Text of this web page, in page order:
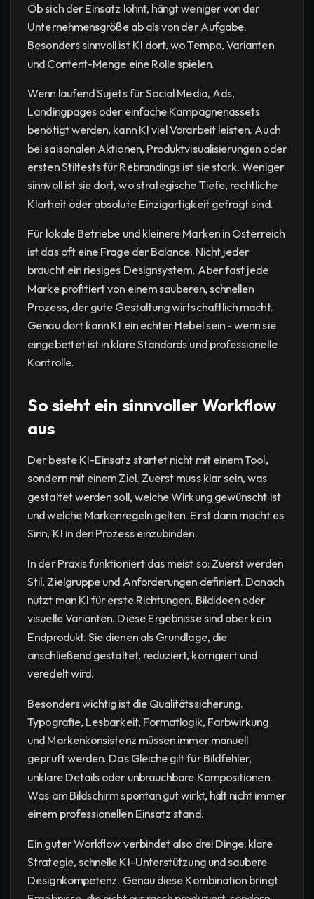
Ob sich der Einsatz lohnt, hängt weniger von der
Unternehmensgröße ab als von der Aufgabe.
Besonders sinnvoll ist KI dort, wo Tempo, Varianten
und Content-Menge eine Rolle spielen.
Wenn laufend Sujets für Social Media, Ads,
Landingpages oder einfache Kampagnenassets
benötigt werden, kann KI viel Vorarbeit leisten. Auch
bei saisonalen Aktionen, Produktvisualisierungen oder
ersten Stiltests für Rebrandings ist sie stark. Weniger
sinnvoll ist sie dort, wo strategische Tiefe, rechtliche
Klarheit oder absolute Einzigartigkeit gefragt sind.
Für lokale Betriebe und kleinere Marken in Österreich
ist das oft eine Frage der Balance. Nicht jeder
braucht ein riesiges Designsystem. Aber fast jede
Marke profitiert von einem sauberen, schnellen
Prozess, der gute Gestaltung wirtschaftlich macht.
Genau dort kann KI ein echter Hebel sein - wenn sie
eingebettet ist in klare Standards und professionelle
Kontrolle.
So sieht ein sinnvoller Workflow
aus
Der beste KI-Einsatz startet nicht mit einem Tool,
sondern mit einem Ziel. Zuerst muss klar sein, was
gestaltet werden soll, welche Wirkung gewünscht ist
und welche Markenregeln gelten. Erst dann macht es
Sinn, KI in den Prozess einzubinden.
In der Praxis funktioniert das meist so: Zuerst werden
Stil, Zielgruppe und Anforderungen definiert. Danach
nutzt man KI für erste Richtungen, Bildideen oder
visuelle Varianten. Diese Ergebnisse sind aber kein
Endprodukt. Sie dienen als Grundlage, die
anschließend gestaltet, reduziert, korrigiert und
veredelt wird.
Besonders wichtig ist die Qualitätssicherung.
Typografie, Lesbarkeit, Formatlogik, Farbwirkung
und Markenkonsistenz müssen immer manuell
geprüft werden. Das Gleiche gilt für Bildfehler,
unklare Details oder unbrauchbare Kompositionen.
Was am Bildschirm spontan gut wirkt, hält nicht immer
einem professionellen Einsatz stand.
Ein guter Workflow verbindet also drei Dinge: klare
Strategie, schnelle KI-Unterstützung und saubere
Designkompetenz. Genau diese Kombination bringt